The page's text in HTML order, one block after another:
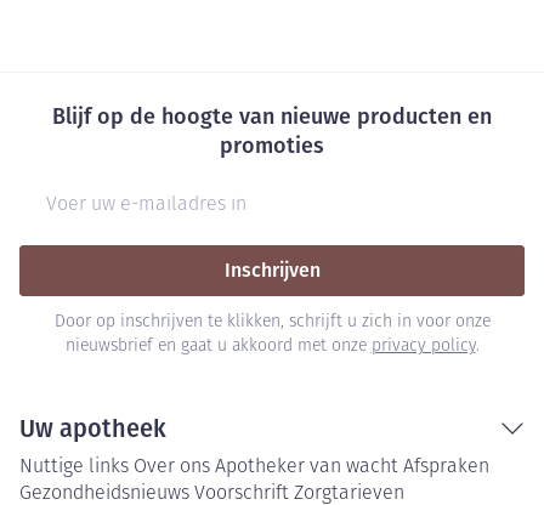
Blijf op de hoogte van nieuwe producten en
promoties
Inschrijven
Door op inschrijven te klikken, schrijft u zich in voor onze
nieuwsbrief en gaat u akkoord met onze privacy policy.
Uw apotheek
Nuttige links Over ons Apotheker van wacht Afspraken
Gezondheidsnieuws Voorschrift Zorgtarieven